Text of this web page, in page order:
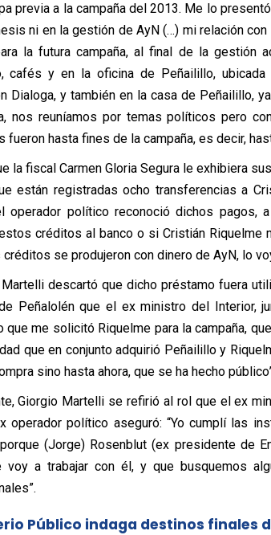
previa a la campaña del 2013. Me lo
ni en la gestión de AyN (…) mi relación
la futura campaña, al final de la gestión
cafés y en la oficina de Peñailillo,
Dialoga, y también en la casa de Peñailillo,
nos reuníamos por temas políticos pero
fueron hasta fines de la campaña, es decir,
la fiscal Carmen Gloria Segura le exhibiera
están registradas ocho transferencias a
operador político reconoció dichos pagos,
créditos al banco o si Cristián
se produjeron con dinero de AyN, lo
Martelli descartó que dicho préstamo fuera
Peñalolén que el ex ministro del Interior,
que me solicitó Riquelme para la campaña,
que en conjunto adquirió Peñailillo y
sino hasta ahora, que se ha hecho
Giorgio Martelli se refirió al rol que el ex
operador político aseguró: “Yo cumplí las
(Jorge) Rosenblut (ex presidente de
voy a trabajar con él, y que busquemos
Público indaga destinos finales